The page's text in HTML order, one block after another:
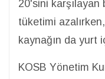
20'sini
tüketimi
kaynağın da yurt
KOSB Yönetim